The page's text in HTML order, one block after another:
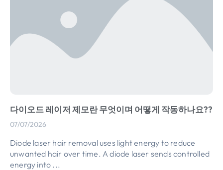
다이오드 레이저 제모란 무엇이며 어떻게 작동하나요??
07/07/2026
Diode laser hair removal uses light energy to reduce
unwanted hair over time. A diode laser sends controlled
energy into ...